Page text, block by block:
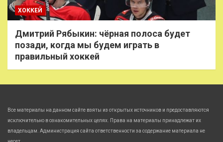
ХОККЕЙ
Дмитрий Рябыкин: чёрная полоса будет
позади, когда мы будем играть в
правильный хоккей
Все материалы на данном сайте взяты из открытых источников и предоставляются
исключительно в ознакомительных целях. Права на материалы принадлежат их
владельцам. Администрация сайта ответственности за содержание материала не